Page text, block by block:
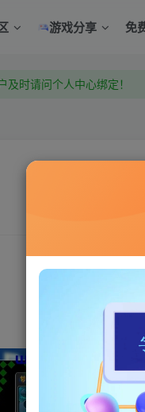
游戏分享 免